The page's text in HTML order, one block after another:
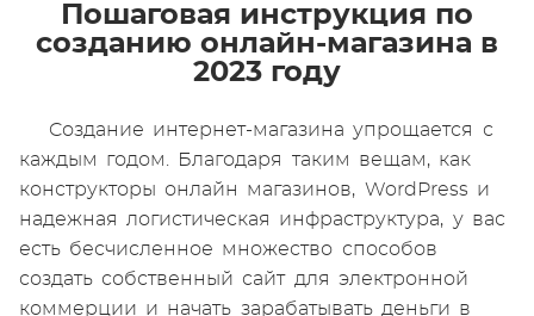
Пошаговая инструкция по
созданию онлайн-магазина в
2023 году
Cоздание интернет-магазина упрощается с
каждым годом. Благодаря таким вещам, как
конструкторы онлайн магазинов, WordPress и
надежная логистическая инфраструктура, у вас
есть бесчисленное множество способов
создать собственный сайт для электронной
коммерции и начать зарабатывать деньги в